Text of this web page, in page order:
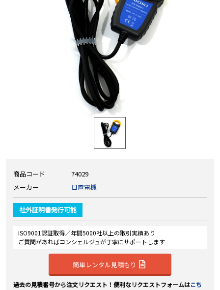
商品コード
74029
メーカー
日置電機
社外証明書発行可能
ISO9001認証取得／年間5000社以上の取引実績あり
ご質問があればコンシェルジュが丁寧にサポートします
簡単レンタル見積もり
過去の見積番号から注文リクエスト！便利なリクエストフォームはこち